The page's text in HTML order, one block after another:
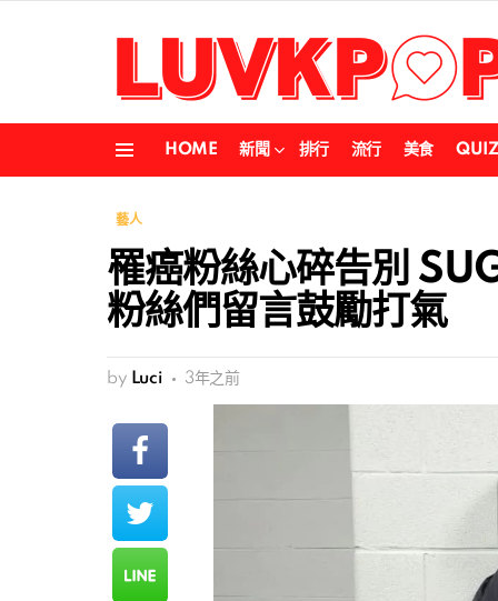
HOME 新聞 排行 流行 美食
藝人
罹癌粉絲心碎告別
粉絲們留言鼓勵打氣
by Luci 3年之前